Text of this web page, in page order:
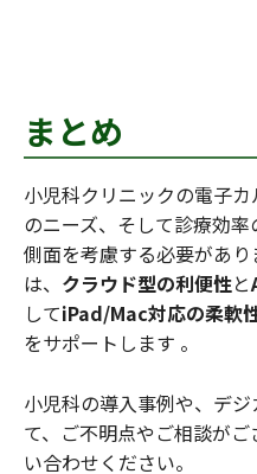
まとめ
小児科クリニックの電子
のニーズ、そして診療効
側面を考慮する必要があ
は、 クラウド型の利便性と
してiPad/Mac対応の柔軟
をサポートします 。
小児科の導入事例や、デ
て、ご不明点やご相談が
い合わせください。